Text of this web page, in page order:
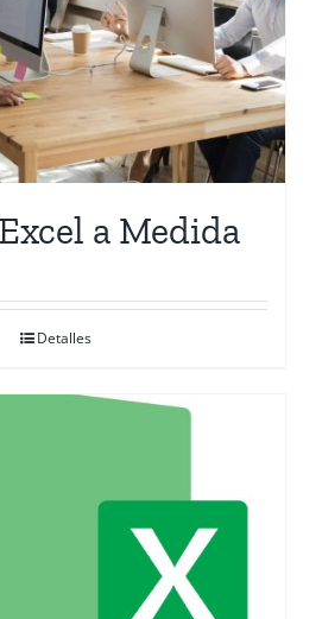
a Medida
Detalles